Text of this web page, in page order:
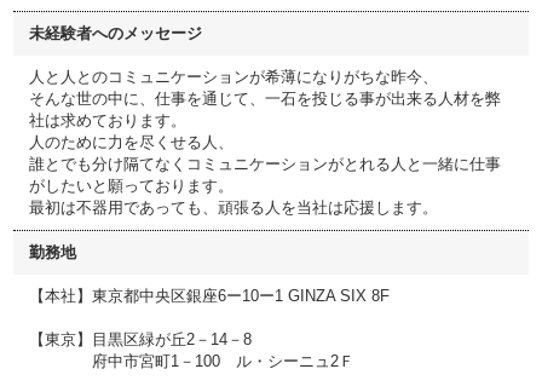
未経験者へのメッセージ
人と人とのコミュニケーションが希薄になりがちな昨今、
そんな世の中に、仕事を通じて、一石を投じる事が出来る人材を弊
社は求めております。
人のために力を尽くせる人、
誰とでも分け隔てなくコミュニケーションがとれる人と一緒に仕事
がしたいと願っております。
最初は不器用であっても、頑張る人を当社は応援します。
勤務地
【本社】東京都中央区銀座6ー10ー1 GINZA SIX 8F
【東京】目黒区緑が丘2－14－8
府中市宮町1－100 ル・シーニュ2Ｆ